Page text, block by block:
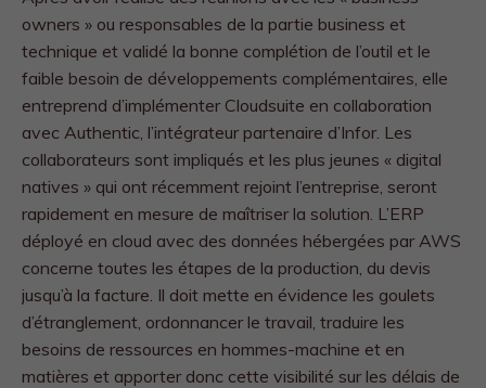
owners » ou responsables de la partie business et
technique et validé la bonne complétion de l’outil et le
faible besoin de développements complémentaires, elle
entreprend d’implémenter Cloudsuite en collaboration
avec Authentic, l’intégrateur partenaire d’Infor. Les
collaborateurs sont impliqués et les plus jeunes « digital
natives » qui ont récemment rejoint l’entreprise, seront
rapidement en mesure de maîtriser la solution. L’ERP
déployé en cloud avec des données hébergées par AWS
concerne toutes les étapes de la production, du devis
jusqu’à la facture. Il doit mette en évidence les goulets
d’étranglement, ordonnancer le travail, traduire les
besoins de ressources en hommes-machine et en
matières et apporter donc cette visibilité sur les délais de